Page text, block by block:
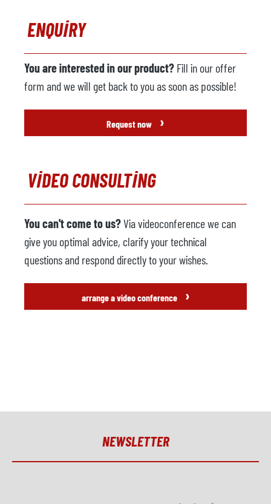
ENQUIRY
You are interested in our product? Fill in our offer
form and we will get back to you as soon as possible!
Request now ›
VIDEO CONSULTING
You can't come to us?Via videoconference we can
give you optimal advice, clarify your technical
questions and respond directly to your wishes.
arrange a video conference ›
NEWSLETTER